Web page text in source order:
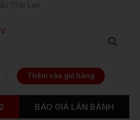
Thái Lan
Thêm vào giỏ hàng
BÁO GIÁ LĂN BÁNH